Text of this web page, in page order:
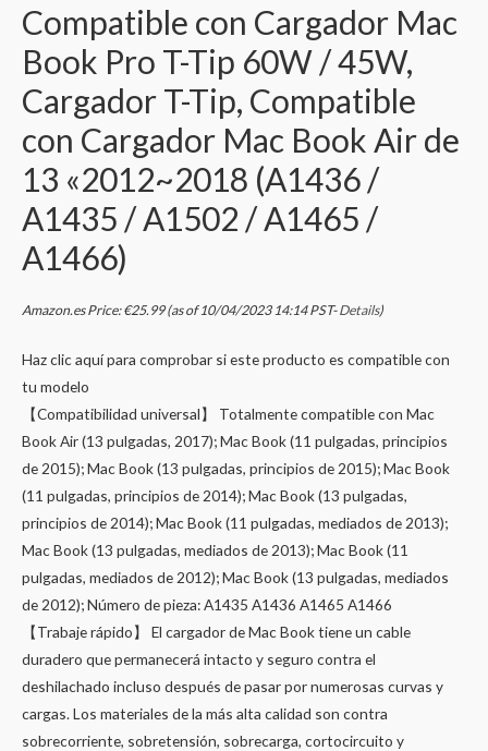
Compatible con Cargador Mac
Book Pro T-Tip 60W / 45W,
Cargador T-Tip, Compatible
con Cargador Mac Book Air de
13 «2012~2018 (A1436 /
A1435 / A1502 / A1465 /
A1466)
Amazon.es Price:€25.99(as of 10/04/2023 14:14 PST-Details)
Haz clic aquí para comprobar si este producto es compatible con
tu modelo
【Compatibilidad universal】 Totalmente compatible con Mac
Book Air (13 pulgadas, 2017); Mac Book (11 pulgadas, principios
de 2015); Mac Book (13 pulgadas, principios de 2015); Mac Book
(11 pulgadas, principios de 2014); Mac Book (13 pulgadas,
principios de 2014); Mac Book (11 pulgadas, mediados de 2013);
Mac Book (13 pulgadas, mediados de 2013); Mac Book (11
pulgadas, mediados de 2012); Mac Book (13 pulgadas, mediados
de 2012); Número de pieza: A1435 A1436 A1465 A1466
【Trabaje rápido】 El cargador de Mac Book tiene un cable
duradero que permanecerá intacto y seguro contra el
deshilachado incluso después de pasar por numerosas curvas y
cargas. Los materiales de la más alta calidad son contra
sobrecorriente, sobretensión, sobrecarga, cortocircuito y